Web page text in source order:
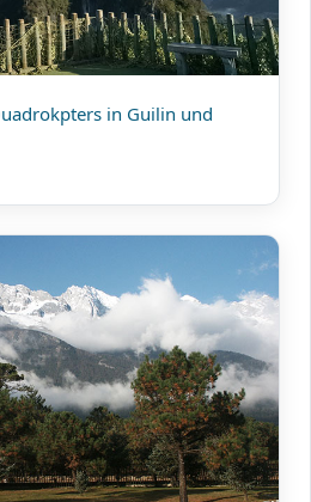
in Guilin und